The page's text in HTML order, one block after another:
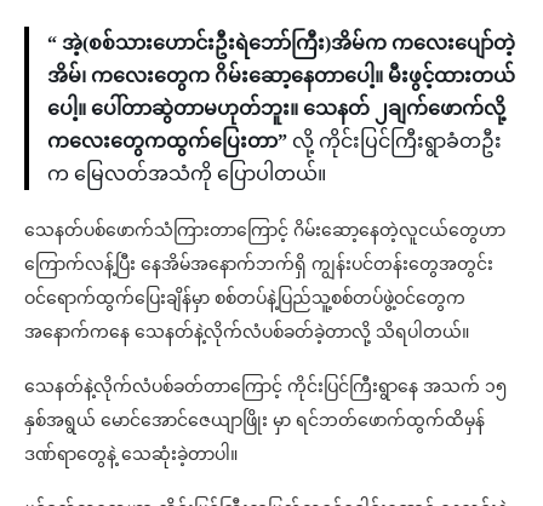
“ အဲ့(စစ်သားဟောင်းဦးရဲဘော်ကြီး)အိမ်က ကလေးပျော်တဲ့
အိမ်၊ ကလေးတွေက ဂိမ်းဆော့နေတာပေါ့။ မီးဖွင့်ထားတယ်
ပေါ့။ ပေါ်တာဆွဲတာမဟုတ်ဘူး။ သေနတ် ၂ချက်ဖောက်လို့
ကလေးတွေကထွက်ပြေးတာ” လို့ ကိုင်းပြင်ကြီးရွာခံတဦး
က မြေလတ်အသံကို ပြောပါတယ်။
သေနတ်ပစ်ဖောက်သံကြားတာကြောင့် ဂိမ်းဆော့နေတဲ့လူငယ်တွေဟာ
ကြောက်လန့်ပြီး နေအိမ်အနောက်ဘက်ရှိ ကျွန်းပင်တန်းတွေအတွင်း
ဝင်ရောက်ထွက်ပြေးချိန်မှာ စစ်တပ်နဲ့ပြည်သူ့စစ်တပ်ဖွဲ့ဝင်တွေက
အနောက်ကနေ သေနတ်နဲ့လိုက်လံပစ်ခတ်ခဲ့တာလို့ သိရပါတယ်။
သေနတ်နဲ့လိုက်လံပစ်ခတ်တာကြောင့် ကိုင်းပြင်ကြီးရွာနေ အသက် ၁၅
နှစ်အရွယ် မောင်အောင်ဇေယျာဖြိုး မှာ ရင်ဘတ်ဖောက်ထွက်ထိမှန်
ဒဏ်ရာတွေနဲ့ သေဆုံးခဲ့တာပါ။